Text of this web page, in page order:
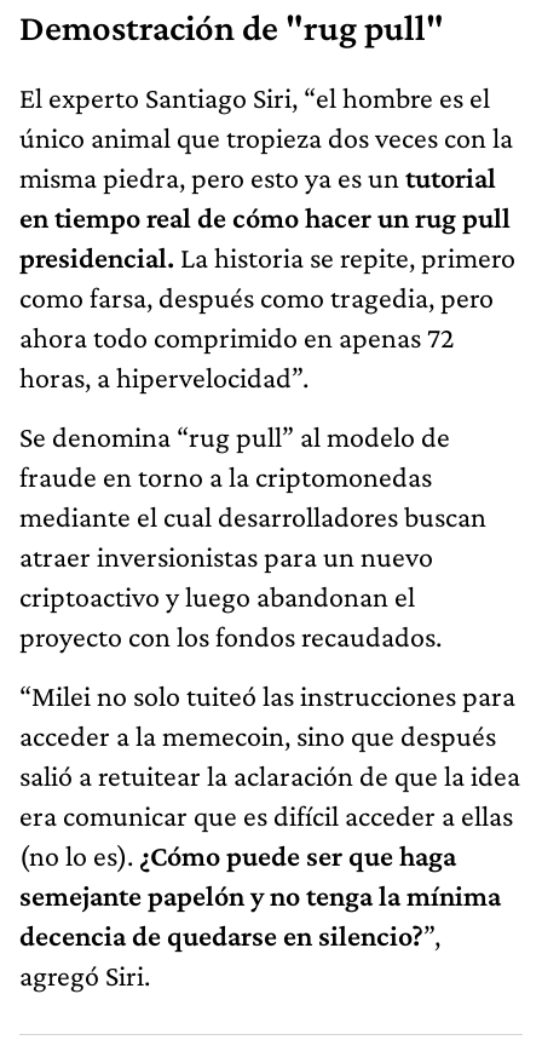
Demostración de "rug pull"
El experto Santiago Siri, “el hombre es el
único animal que tropieza dos veces con la
misma piedra, pero esto ya es un tutorial
en tiempo real de cómo hacer un rug pull
presidencial. La historia se repite, primero
como farsa, después como tragedia, pero
ahora todo comprimido en apenas 72
horas, a hipervelocidad”.
Se denomina “rug pull” al modelo de
fraude en torno a la criptomonedas
mediante el cual desarrolladores buscan
atraer inversionistas para un nuevo
criptoactivo y luego abandonan el
proyecto con los fondos recaudados.
“Milei no solo tuiteó las instrucciones para
acceder a la memecoin, sino que después
salió a retuitear la aclaración de que la idea
era comunicar que es difícil acceder a ellas
(no lo es). ¿Cómo puede ser que haga
semejante papelón y no tenga la mínima
decencia de quedarse en silencio?”,
agregó Siri.